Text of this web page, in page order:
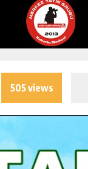
505 views